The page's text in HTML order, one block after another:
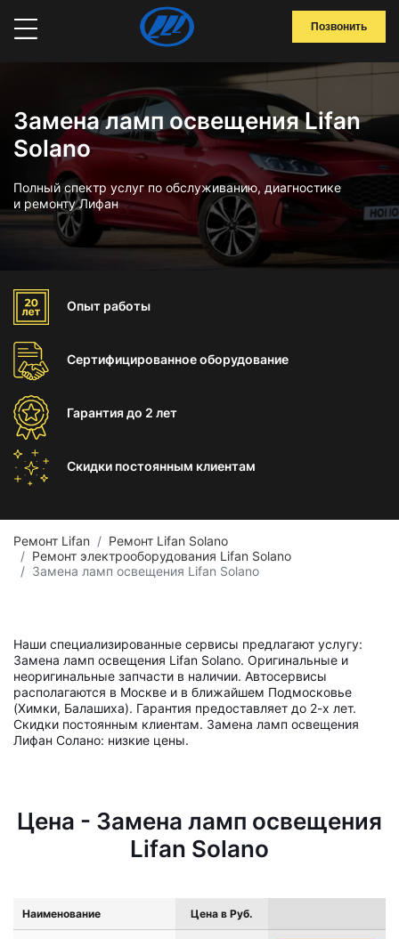
Позвонить
Замена ламп освещения Lifan
Solano
Полный спектр услуг по обслуживанию, диагностике
и ремонту Лифан
Опыт работы
Сертифицированноеоборудование
Гарантиядо 2 лет
Скидки постоянным клиентам
Ремонт Lifan
Ремонт Lifan Solano
Ремонт электрооборудования Lifan Solano
Замена ламп освещения Lifan Solano
Наши специализированные сервисы предлагают услугу:
Замена ламп освещения Lifan Solano. Оригинальные и
неоригинальные запчасти в наличии. Автосервисы
располагаются в Москве и в ближайшем Подмосковье
(Химки, Балашиха). Гарантия предоставляет до 2-х лет.
Скидки постоянным клиентам. Замена ламп освещения
Лифан Солано: низкие цены.
Цена - Замена ламп освещения
Lifan Solano
Наименование Цена в Руб.